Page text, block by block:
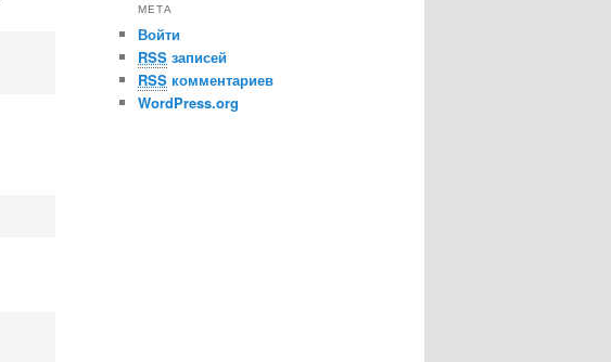
МЕТА
Войти
RSS записей
RSS комментариев
WordPress.org